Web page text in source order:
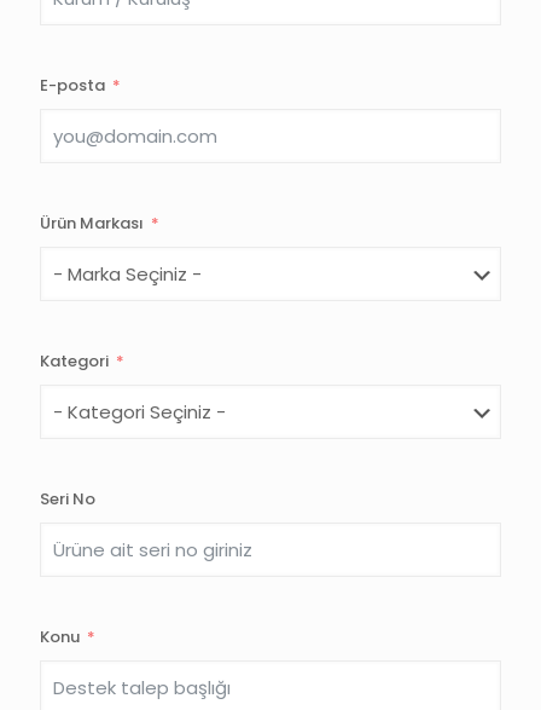
E-posta
Ürün Markası
Kategori
Seri No
Konu